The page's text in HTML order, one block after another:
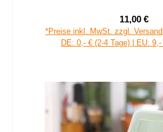
11,00 €
*Preise inkl. MwSt. zzgl.
DE: 0,- € (2-4 Tage) | EU: